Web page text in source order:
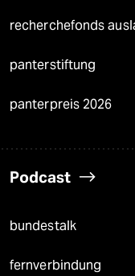
recherchefonds
panterstiftung
panterpreis 2026
Podcast
bundestalk
fernverbindung